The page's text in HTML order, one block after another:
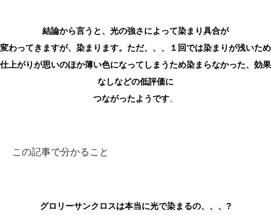
結論から言うと、光の強さによって染まり具合が
変わってきますが、染まります。 ただ、、、
１回では染まりが浅いため
仕上がりが思いのほか薄い色になってしまうため染まらなかった、効果
なしなどの低評価に
つながったようです。
この記事で分かること
グロリーサンクロスは本当に光で染まるの、、、?